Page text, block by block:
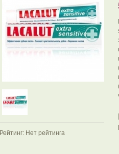
Рейтинг: Нет рейтинга